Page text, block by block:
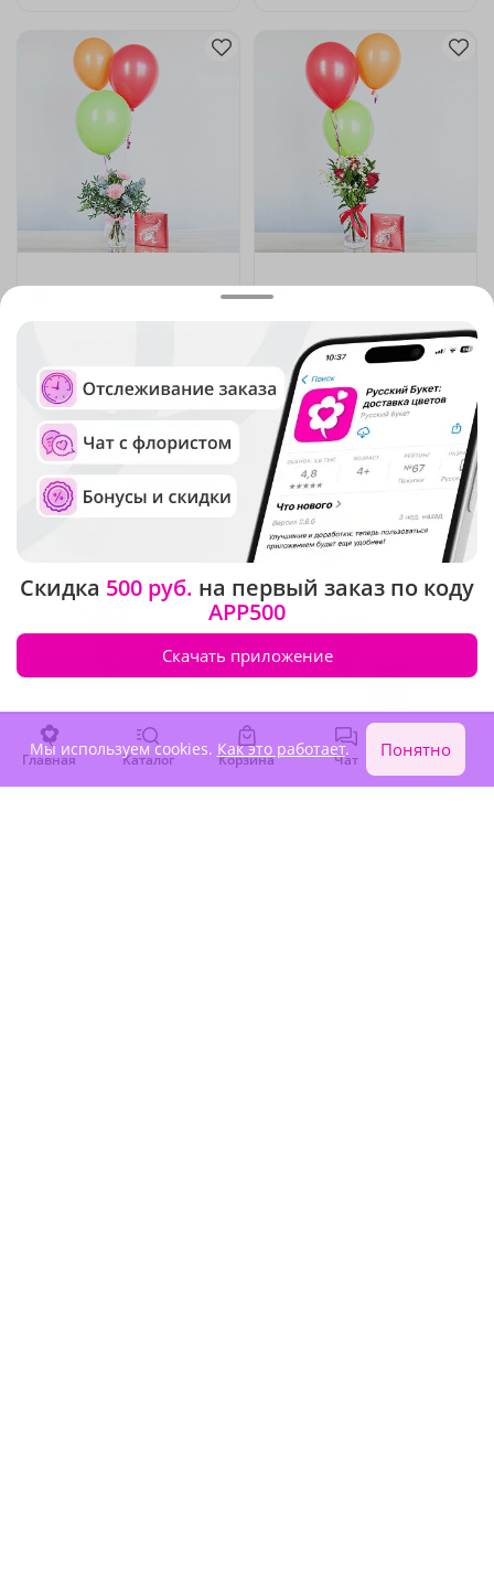
Подарочный набор
В наличии
4 390 ₽
Подарочный набор
"Нежный букет, конфеты и
шарики"
В наличии
4 490 ₽
5(40) 4.9(25)
Подарочный набор
Главная Каталог Корзина Чат Войти
Скидка 500 руб. на первый заказ по коду
APP500
Скачать приложение
Мы используем cookies. Как это работает. Понятно